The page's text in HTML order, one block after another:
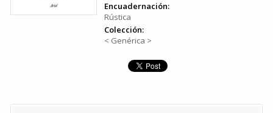
Encuadernación:
Rústica
Colección:
< Genérica >